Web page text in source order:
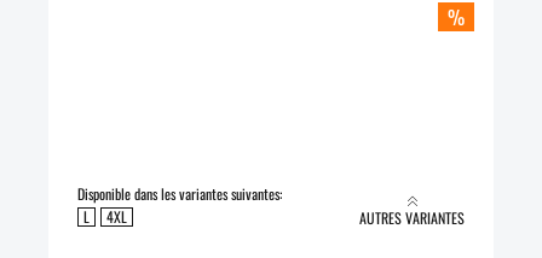
%
Disponible dans les variantes suivantes:
L
4XL AUTRES VARIANTES